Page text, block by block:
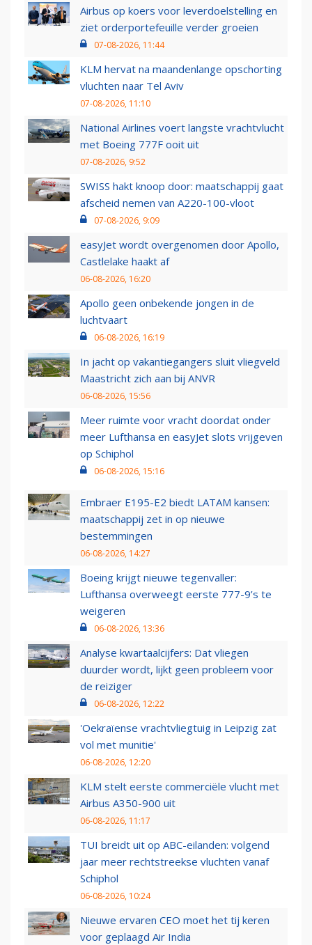
Airbus op koers voor leverdoelstelling en
ziet orderportefeuille verder groeien
07-08-2026, 11:44
KLM hervat na maandenlange opschorting
vluchten naar Tel Aviv
07-08-2026, 11:10
National Airlines voert langste vrachtvlucht
met Boeing 777F ooit uit
07-08-2026, 9:52
SWISS hakt knoop door: maatschappij gaat
afscheid nemen van A220-100-vloot
07-08-2026, 9:09
easyJet wordt overgenomen door Apollo,
Castlelake haakt af
06-08-2026, 16:20
Apollo geen onbekende jongen in de
luchtvaart
06-08-2026, 16:19
In jacht op vakantiegangers sluit vliegveld
Maastricht zich aan bij ANVR
06-08-2026, 15:56
Meer ruimte voor vracht doordat onder
meer Lufthansa en easyJet slots vrijgeven
op Schiphol
06-08-2026, 15:16
Embraer E195-E2 biedt LATAM kansen:
maatschappij zet in op nieuwe
bestemmingen
06-08-2026, 14:27
Boeing krijgt nieuwe tegenvaller:
Lufthansa overweegt eerste 777-9’s te
weigeren
06-08-2026, 13:36
Analyse kwartaalcijfers: Dat vliegen
duurder wordt, lijkt geen probleem voor
de reiziger
06-08-2026, 12:22
'Oekraïense vrachtvliegtuig in Leipzig zat
vol met munitie'
06-08-2026, 12:20
KLM stelt eerste commerciële vlucht met
Airbus A350-900 uit
06-08-2026, 11:17
TUI breidt uit op ABC-eilanden: volgend
jaar meer rechtstreekse vluchten vanaf
Schiphol
06-08-2026, 10:24
Nieuwe ervaren CEO moet het tij keren
voor geplaagd Air India